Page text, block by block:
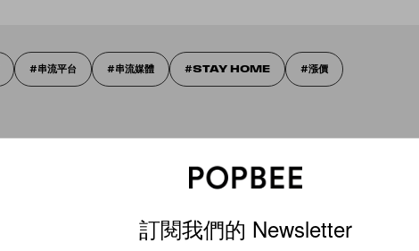
串流平台 串流媒體 STAY HOME 漲價
訂閱我們的 Newsletter